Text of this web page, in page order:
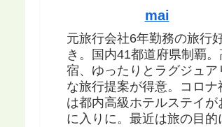
mai
元旅行会社6年勤務の旅行
き。国内41都道府県制覇。
宿、ゆったりとラグジュア
な旅行提案が得意。コロナ
は都内高級ホテルステイが
に入りに。最近は旅の目的